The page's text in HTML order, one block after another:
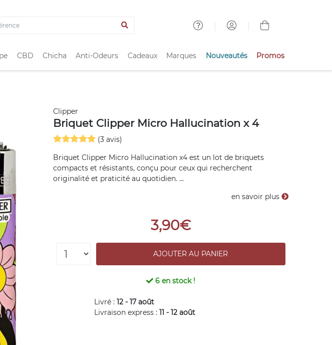
CBD Chicha Anti-Odeurs Cadeaux Marques Nouveautés Promos
Clipper
Briquet Clipper Micro Hallucination x 4
(3 avis)
Briquet Clipper Micro Hallucination x4 est un lot de briquets
compacts et résistants, conçu pour ceux qui recherchent
originalité et praticité au quotidien. ...
en savoir plus
3,90€
6 en stock !
Livré :12 - 17 août
Livraison express :11 - 12 août